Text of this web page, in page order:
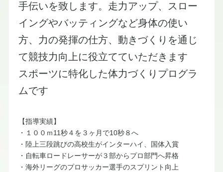
手伝いを致します。走力アップ、スロー
イングやバッティングなど身体の使い
方、力の発揮の仕方、動きづくりを通じ
て競技力向上に役立てていただきます
​スポーツに特化した体力づくりプログラ
ムです
【指導実績】
・１００ｍ11秒４を３ヶ月で10秒８へ
・陸上三段跳びの高校生がインターハイ、国体入賞
・自転車ロードレーサーが３部からプロ部門へ昇格
・海外リーグのプロサッカー選手のスプリント向上